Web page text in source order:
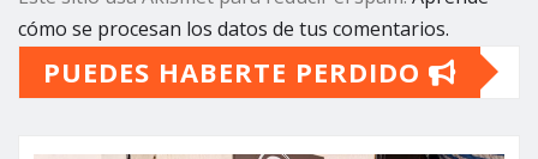
cómo se procesan los datos de tus comentarios.
PUEDES HABERTE PERDIDO